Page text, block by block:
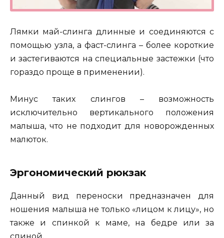
Лямки май-слинга длинные и соединяются с
помощью узла, а фаст-слинга – более короткие
и застегиваются на специальные застежки (что
гораздо проще в применении).
Минус таких слингов – возможность
исключительно вертикального положения
малыша, что не подходит для новорожденных
малюток.
Эргономический рюкзак
Данный вид переноски предназначен для
ношения малыша не только «лицом к лицу», но
также и спинкой к маме, на бедре или за